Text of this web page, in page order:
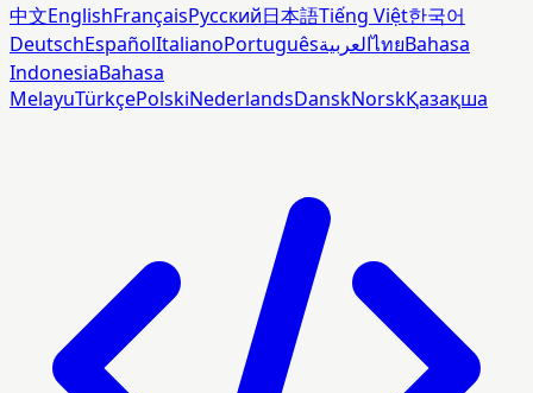
中文EnglishFrançaisРусский日本語Tiếng Việt한국어
DeutschEspañolItalianoPortuguêsالعربيةไทยBahasa
IndonesiaBahasa
MelayuTürkçePolskiNederlandsDanskNorskҚазақша